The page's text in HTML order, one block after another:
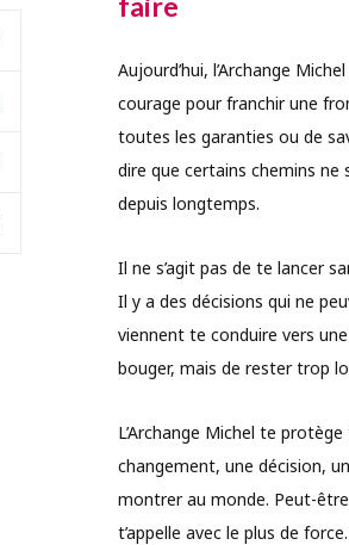
Aujourd’hui, l’Archange
courage pour franchir une
toutes les garanties ou de
dire que certains chemins ne
depuis longtemps.
Il ne s’agit pas de te lancer
Il y a des décisions qui ne
viennent te conduire vers
bouger, mais de rester trop
L’Archange Michel te
changement, une décision,
montrer au monde. Peut-
t’appelle avec le plus de